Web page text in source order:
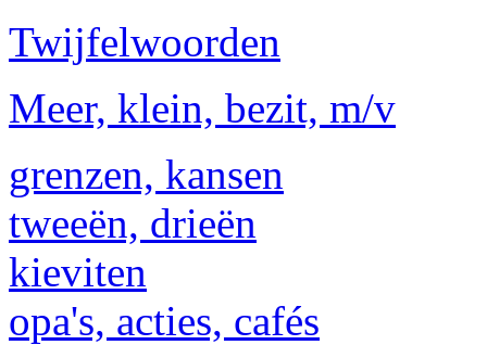
Twijfelwoorden
Meer, klein, bezit, m/v
grenzen, kansen
tweeën, drieën
kieviten
opa's, acties, cafés